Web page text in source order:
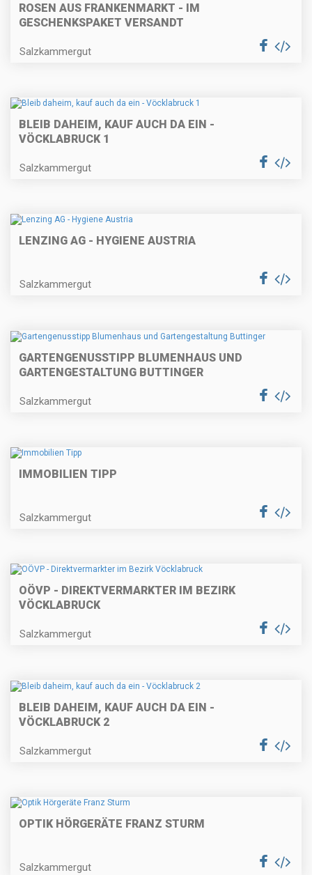
ROSEN AUS FRANKENMARKT - IM
GESCHENKSPAKET VERSANDT
Salzkammergut
BLEIB DAHEIM, KAUF AUCH DA EIN -
VÖCKLABRUCK 1
Salzkammergut
LENZING AG - HYGIENE AUSTRIA
Salzkammergut
GARTENGENUSSTIPP BLUMENHAUS UND
GARTENGESTALTUNG BUTTINGER
Salzkammergut
IMMOBILIEN TIPP
Salzkammergut
OÖVP - DIREKTVERMARKTER IM BEZIRK
VÖCKLABRUCK
Salzkammergut
BLEIB DAHEIM, KAUF AUCH DA EIN -
VÖCKLABRUCK 2
Salzkammergut
OPTIK HÖRGERÄTE FRANZ STURM
Salzkammergut